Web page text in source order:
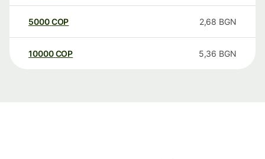
5000COP 2,68 BGN
10000 COP 5,36 BGN